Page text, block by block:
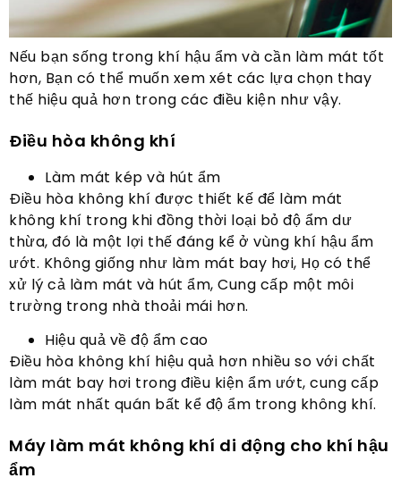
Nếu bạn sống trong khí hậu ẩm và cần làm mát tốt
hơn, Bạn có thể muốn xem xét các lựa chọn thay
thế hiệu quả hơn trong các điều kiện như vậy.
Điều hòa không khí
Làm mát kép và hút ẩm
Điều hòa không khí được thiết kế để làm mát
không khí trong khi đồng thời loại bỏ độ ẩm dư
thừa, đó là một lợi thế đáng kể ở vùng khí hậu ẩm
ướt. Không giống như làm mát bay hơi, Họ có thể
xử lý cả làm mát và hút ẩm, Cung cấp một môi
trường trong nhà thoải mái hơn.
Hiệu quả về độ ẩm cao
Điều hòa không khí hiệu quả hơn nhiều so với chất
làm mát bay hơi trong điều kiện ẩm ướt, cung cấp
làm mát nhất quán bất kể độ ẩm trong không khí.
Máy làm mát không khí di động cho khí hậu
ẩm